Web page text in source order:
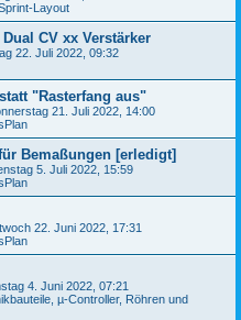
Layout
CV xx Verstärker
22. Juli 2022, 09:32
"Rasterfang aus"
21. Juli 2022, 14:00
Bemaßungen [erledigt]
5. Juli 2022, 15:59
22. Juni 2022, 17:31
4. Juni 2022, 07:21
µ-Controller, Röhren und